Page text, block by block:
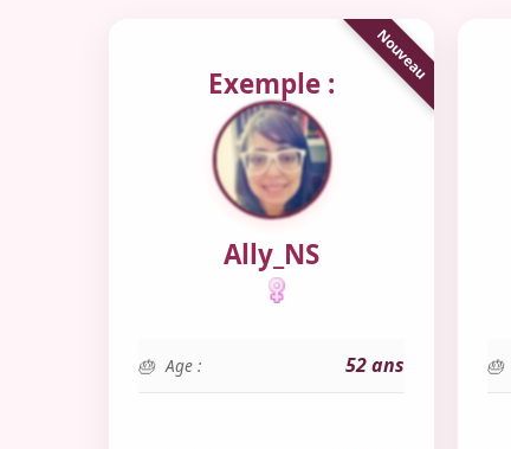
Exemple :
Ally_NS
Age : 52 ans